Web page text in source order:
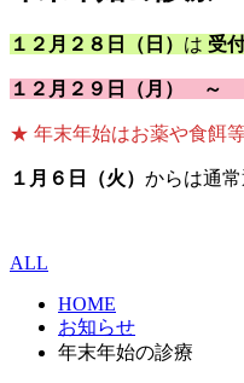
１２月２８日（日） は 受
１２月２９日（月） ～
★ 年末年始はお薬や食餌
１月６日（火） からは通
ALL
HOME
お知らせ
年末年始の診療